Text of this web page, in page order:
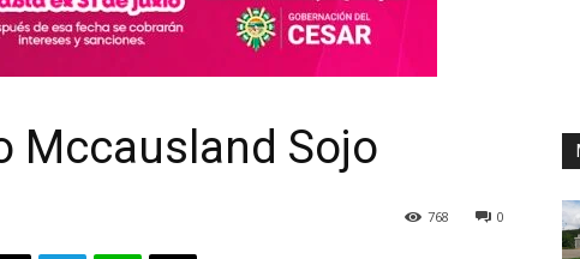
Mccausland Sojo
0
768